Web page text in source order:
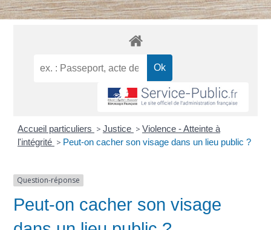
Accueil particuliers > Justice > Violence - Atteinte à
l'intégrité > Peut-on cacher son visage dans un lieu public ?
Question-réponse
Peut-on cacher son visage